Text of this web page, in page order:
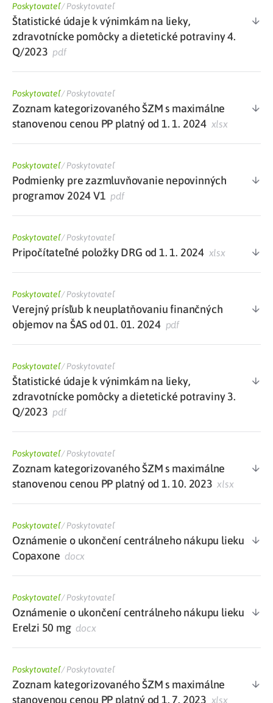
Poskytovateľ/Poskytovateľ
Štatistické údaje k výnimkám na lieky,
zdravotnícke pomôcky a dietetické potraviny 4.
Q/2023 pdf
Poskytovateľ/Poskytovateľ
Zoznam kategorizovaného ŠZM s maximálne
stanovenou cenou PP platný od 1. 1. 2024 xlsx
Poskytovateľ/Poskytovateľ
Podmienky pre zazmluvňovanie nepovinných
programov 2024 V1 pdf
Poskytovateľ/Poskytovateľ
Pripočítateľné položky DRG od 1. 1. 2024 xlsx
Poskytovateľ/Poskytovateľ
Verejný prísľub k neuplatňovaniu finančných
objemov na ŠAS od 01. 01. 2024 pdf
Poskytovateľ/Poskytovateľ
Štatistické údaje k výnimkám na lieky,
zdravotnícke pomôcky a dietetické potraviny 3.
Q/2023 pdf
Poskytovateľ/Poskytovateľ
Zoznam kategorizovaného ŠZM s maximálne
stanovenou cenou PP platný od 1. 10. 2023 xlsx
Poskytovateľ/Poskytovateľ
Oznámenie o ukončení centrálneho nákupu lieku
Copaxone docx
Poskytovateľ/Poskytovateľ
Oznámenie o ukončení centrálneho nákupu lieku
Erelzi 50 mgdocx
Poskytovateľ/Poskytovateľ
Zoznam kategorizovaného ŠZM s maximálne
stanovenou cenou PP platný od 1. 7. 2023 xlsx